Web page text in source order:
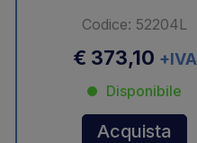
Codice: 52204L
€ 373,10 +IVA
Disponibile
Acquista